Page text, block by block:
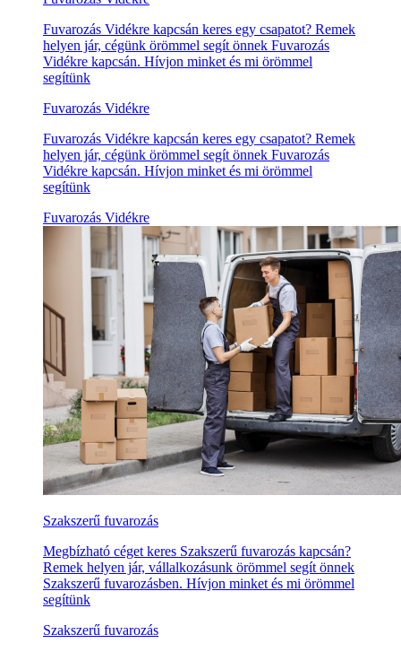
Fuvarozás Vidékre kapcsán keres egy csapatot? Remek
helyen jár, cégünk örömmel segít önnek Fuvarozás
Vidékre kapcsán. Hívjon minket és mi örömmel
segítünk
Fuvarozás Vidékre
Fuvarozás Vidékre kapcsán keres egy csapatot? Remek
helyen jár, cégünk örömmel segít önnek Fuvarozás
Vidékre kapcsán. Hívjon minket és mi örömmel
segítünk
Fuvarozás Vidékre
Szakszerű fuvarozás
Megbízható céget keres Szakszerű fuvarozás kapcsán?
Remek helyen jár, vállalkozásunk örömmel segít önnek
Szakszerű fuvarozásben. Hívjon minket és mi örömmel
segítünk
Szakszerű fuvarozás